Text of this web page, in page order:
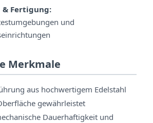
& Fertigung:
und
Merkmale
aus hochwertigem Edelstahl
gewährleistet
Dauerhaftigkeit und